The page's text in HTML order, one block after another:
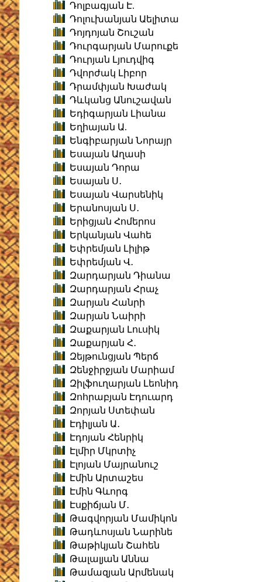
Դոլբագյան Է.
Դոլուխանյան Աելիտա
Դոյդոյան Շուշան
Դուրգարյան Մարուքե
Դուրյան Լյուդվիգ
Դվորժակ Լիբոր
Դրամփյան Խաժակ
Դևկանց Անուշավան
Եդիգարյան Լիանա
Եղիայան Ա.
Ենգիբարյան Նորայր
Եսայան Աղասի
Եսայան Դորա
Եսայան Ս․
Եսայան Վարսենիկ
Երանոսյան Ս․
Երիցյան Հոմերոս
Երկանյան Վահե
Եփրեմյան Լիլիթ
Եփրեմյան Վ․
Զարդարյան Դիանա
Զարդարյան Հրաչ
Զարյան Հանրի
Զարյան Նաիրի
Զաքարյան Լուսիկ
Զաքարյան Հ․
Զեյթունցյան Պերճ
Զենջիրջյան Մարիամ
Զիլֆուղարյան Լեոնիդ
Զոհրաբյան Էդուարդ
Զորյան Ստեփան
Էդիլյան Ա․
Էդոյան Հենրիկ
Էլմիր Մկրտիչ
Էլոյան Մայրանուշ
Էմին Արտաշես
Էմին Գևորգ
Էսքիճյան Մ․
Թագվորյան Մամիկոն
Թադևոսյան Նարինե
Թաթիկյան Շահեն
Թալալյան Աննա
Թամազյան Արմենակ